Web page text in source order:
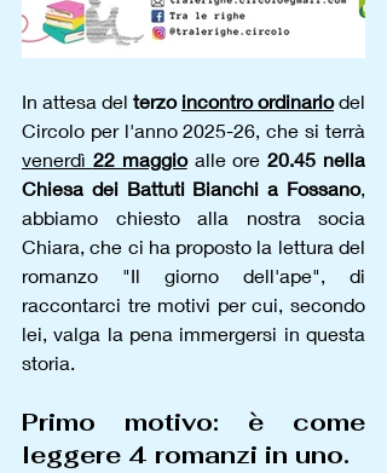
In attesa del terzo incontro ordinario del
venerdì 22 maggio alle ore 20.45 nella
Chiesa dei Battuti Bianchi a Fossano,
abbiamo chiesto alla nostra socia
Chiara, che ci ha proposto la lettura del
romanzo "Il giorno dell'ape", di
raccontarci tre motivi per cui, secondo
lei, valga la pena immergersi in questa
storia.
Primo motivo: è come
leggere 4 romanzi in uno.